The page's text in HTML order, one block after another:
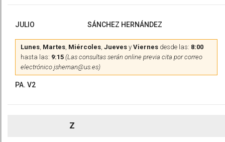
JULIO SÁNCHEZ HERNÁNDEZ
Lunes, Martes, Miércoles, Jueves y Viernes desde las: 8:00
hasta las: 9:15 (Las consultas serán online previa cita por correo
electrónico jshernan@us.es)
PA. V2
Z